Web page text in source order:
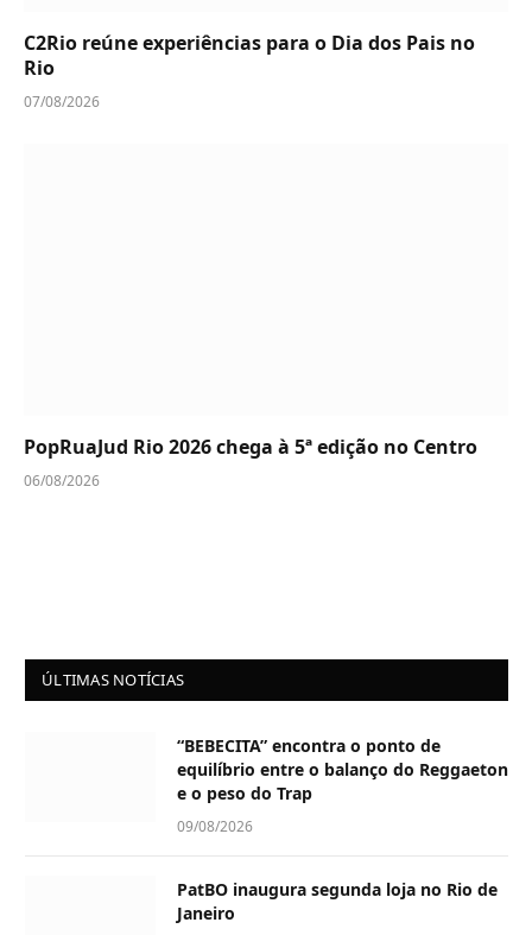
C2Rio reúne experiências para o Dia dos Pais no
Rio
07/08/2026
PopRuaJud Rio 2026 chega à 5ª edição no Centro
06/08/2026
ÚLTIMAS NOTÍCIAS
“BEBECITA” encontra o ponto de
equilíbrio entre o balanço do Reggaeton
e o peso do Trap
09/08/2026
PatBO inaugura segunda loja no Rio de
Janeiro